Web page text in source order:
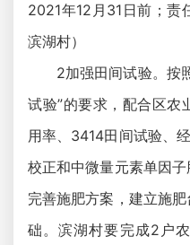
2021年12月31日前；责
滨湖村）
2加强田间试验。按
试验”的要求，配合区农
用率、3414田间试验、
校正和中微量元素单因
完善施肥方案，建立施
础。滨湖村要完成2户